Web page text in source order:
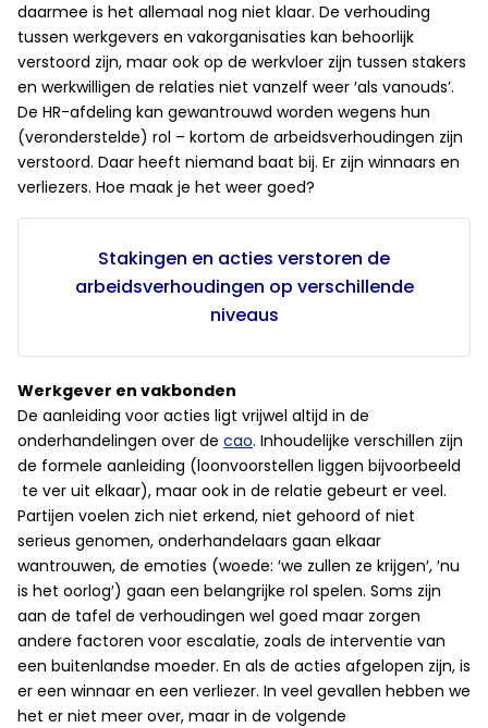
daarmee is het allemaal nog niet klaar. De verhouding
tussen werkgevers en vakorganisaties kan behoorlijk
verstoord zijn, maar ook op de werkvloer zijn tussen stakers
en werkwilligen de relaties niet vanzelf weer ′als vanouds’.
De HR-afdeling kan gewantrouwd worden wegens hun
(veronderstelde) rol – kortom de arbeidsverhoudingen zijn
verstoord. Daar heeft niemand baat bij. Er zijn winnaars en
verliezers. Hoe maak je het weer goed?
Stakingen en acties verstoren de
arbeidsverhoudingen op verschillende
niveaus
Werkgever en vakbonden
De aanleiding voor acties ligt vrijwel altijd in de
onderhandelingen over de cao. Inhoudelijke verschillen zijn
de formele aanleiding (loonvoorstellen liggen bijvoorbeeld
te ver uit elkaar), maar ook in de relatie gebeurt er veel.
Partijen voelen zich niet erkend, niet gehoord of niet
serieus genomen, onderhandelaars gaan elkaar
wantrouwen, de emoties (woede: ′we zullen ze krijgen′, ′nu
is het oorlog′) gaan een belangrijke rol spelen. Soms zijn
aan de tafel de verhoudingen wel goed maar zorgen
andere factoren voor escalatie, zoals de interventie van
een buitenlandse moeder. En als de acties afgelopen zijn, is
er een winnaar en een verliezer. In veel gevallen hebben we
het er niet meer over, maar in de volgende